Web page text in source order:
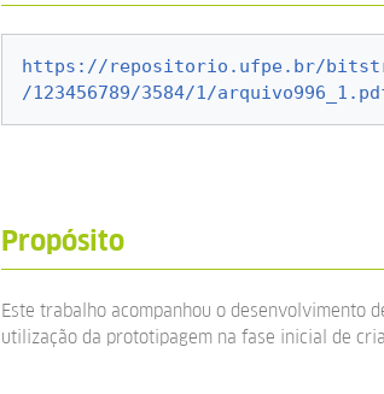
https://repositorio.ufpe.br/
/123456789/3584/1/
Propósito
Este trabalho acompanhou o desenvolvimento
utilização da prototipagem na fase inicial de